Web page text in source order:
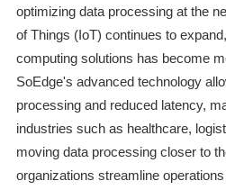
optimizing data processing at the
of Things (IoT) continues to
computing solutions has become
SoEdge's advanced technology
processing and reduced latency,
industries such as healthcare,
moving data processing closer to
organizations streamline